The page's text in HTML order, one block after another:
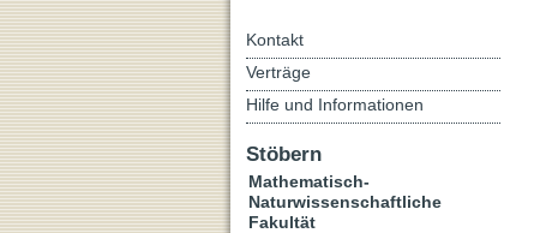
Kontakt
Verträge
Hilfe und Informationen
Stöbern
Mathematisch-
Naturwissenschaftliche
Fakultät